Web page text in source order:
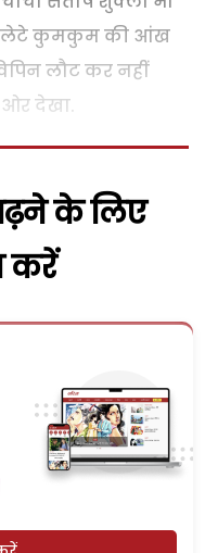
कुमकुम की आंख
लौट कर नहीं
देखा.
के लिए
करें